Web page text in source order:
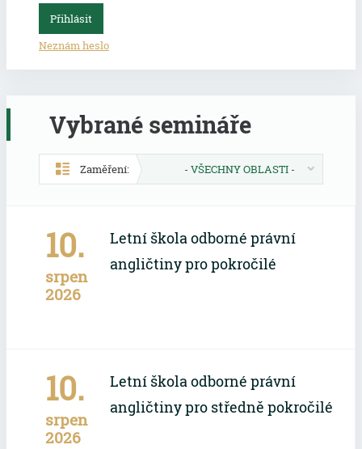
Neznám heslo
Vybrané semináře
- VŠECHNY OBLASTI -
Zaměření:
10.
srpen
2026
Letní škola odborné právní
angličtiny pro pokročilé
10.
srpen
2026
Letní škola odborné právní
angličtiny pro středně pokročilé